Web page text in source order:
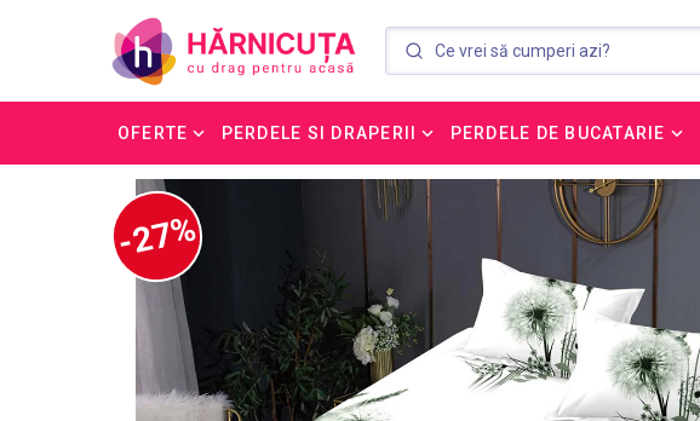
OFERTE PERDELE SI DRAPERII PERDELE DE BUCATARIE
-27%